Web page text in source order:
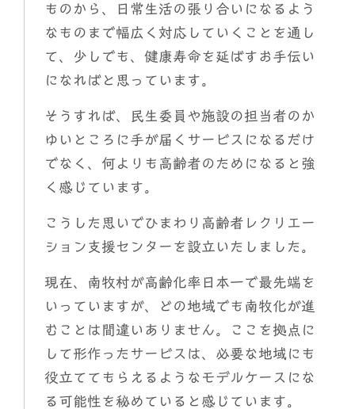
ものから、日常生活の張り合いになるよう
なものまで幅広く対応していくことを通し
て、少しでも、健康寿命を延ばすお手伝い
になればと思っています。
そうすれば、民生委員や施設の担当者のか
ゆいところに手が届くサービスになるだけ
でなく、何よりも高齢者のためになると強
く感じています。
こうした思いでひまわり高齢者レクリエー
ション支援センターを設立いたしました。
現在、南牧村が高齢化率日本一で最先端を
いっていますが、どの地域でも南牧化が進
むことは間違いありません。ここを拠点に
して形作ったサービスは、必要な地域にも
役立ててもらえるようなモデルケースにな
る可能性を秘めていると感じています。